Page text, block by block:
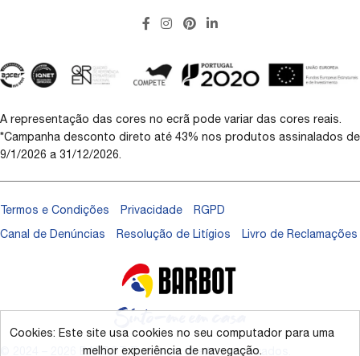
Cookies: Este site usa cookies no seu computador para uma
melhor experiência de navegação.
A representação das cores no ecrã pode variar das cores reais.
*Campanha desconto direto até 43% nos produtos assinalados de
9/1/2026 a 31/12/2026.
© 2024 – 2026 BARBOT. Todos os direitos reservados.
Termos e Condições Privacidade RGPD
Canal de Denúncias Resolução de Litígios Livro de Reclamações